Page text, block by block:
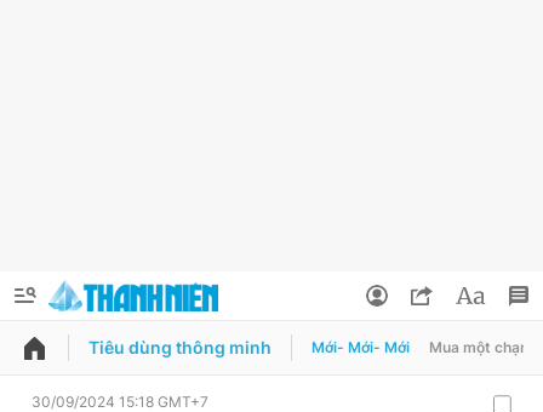
QUẢNG CÁO ĐẶT BÁO
Tiêu dùng thông minh Mới- Mới- Mới Mua một chạm
30/09/2024 15:18 GMT+7